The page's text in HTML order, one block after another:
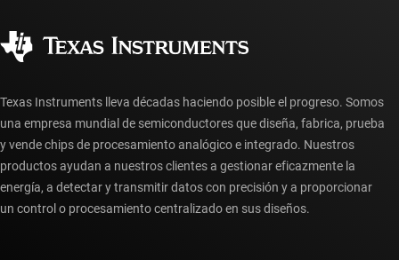
Preguntas frecuentes sobre la cuenta myTI
Texas Instruments lleva décadas haciendo posible el progreso. Somos
una empresa mundial de semiconductores que diseña, fabrica, prueba
y vende chips de procesamiento analógico e integrado. Nuestros
productos ayudan a nuestros clientes a gestionar eficazmente la
energía, a detectar y transmitir datos con precisión y a proporcionar
un control o procesamiento centralizado en sus diseños.